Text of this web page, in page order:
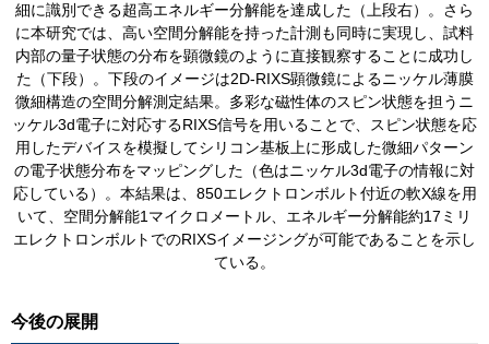
細に識別できる超高エネルギー分解能を達成した（上段右）。さら
に本研究では、高い空間分解能を持った計測も同時に実現し、試料
内部の量子状態の分布を顕微鏡のように直接観察することに成功し
た（下段）。下段のイメージは2D-RIXS顕微鏡によるニッケル薄膜
微細構造の空間分解測定結果。多彩な磁性体のスピン状態を担うニ
ッケル3d電子に対応するRIXS信号を用いることで、スピン状態を応
用したデバイスを模擬してシリコン基板上に形成した微細パターン
の電子状態分布をマッピングした（色はニッケル3d電子の情報に対
応している）。本結果は、850エレクトロンボルト付近の軟X線を用
いて、空間分解能1マイクロメートル、エネルギー分解能約17ミリ
エレクトロンボルトでのRIXSイメージングが可能であることを示し
ている。
今後の展開